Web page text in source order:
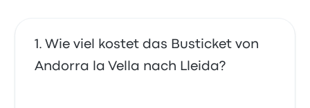
Wie viel kostet das Busticket von
Andorra la Vella nach Lleida?